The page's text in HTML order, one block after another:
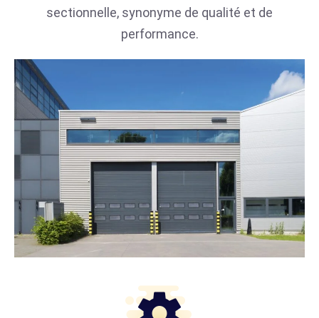
sectionnelle, synonyme de qualité et de
performance.